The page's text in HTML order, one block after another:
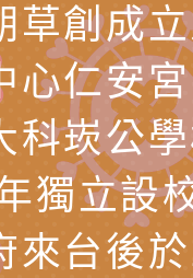
」活動
政策溝
1份（
慈文國
體育班
院辦理
教育文
會思考
小學巡
大成國
學年
本市「
草創成
心仁安
科崁公
獨立設
來台後